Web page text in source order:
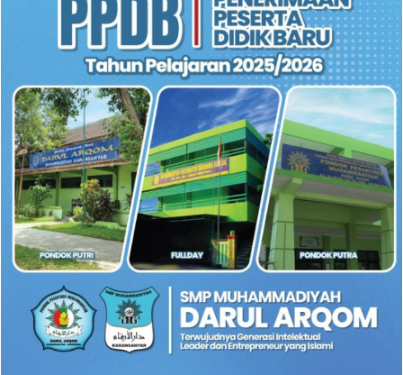
anak seusianya (Pelajar SMP) bisa dijerat tindak pidana. Bu
Hastin menyampaikan bahwa hal itu sangat mungkin terjadi.
Contoh kasus ada siswa SMP menganiaya temannya dan
orangtua korban tidak terima kemudian menempuh jalur
hukum. Maka dari itu kalian (siswa SMP) harus hati-hati
dalam bertindak. Jangan pernah melakukan perundungan. Di
akhir sesi Bu Hastin berpesan kepada seluruh pelajar untuk
tidak mudah terlibat dalam ajakan yang mengarah pada
tindak kriminal, mengisi hari dengan berbagai tindakan
positif, dan jangan lupa beribadah.